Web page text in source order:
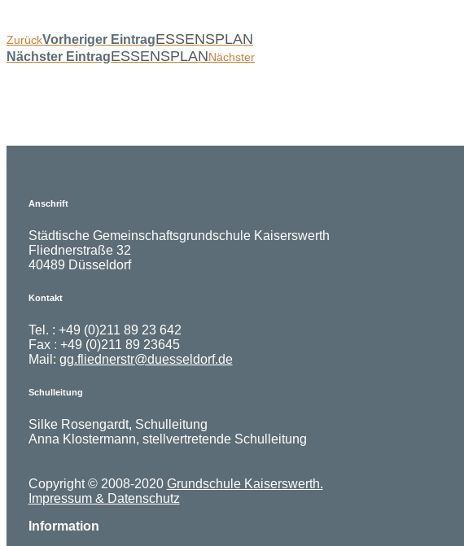
ZurückVorheriger EintragESSENSPLAN
Nächster EintragESSENSPLANNächster
Anschrift
Städtische Gemeinschaftsgrundschule Kaiserswerth
Fliednerstraße 32
40489 Düsseldorf
Kontakt
Tel. : +49 (0)211 89 23 642
Fax : +49 (0)211 89 23645
Mail: gg.fliednerstr@duesseldorf.de
Schulleitung
Silke Rosengardt, Schulleitung
Anna Klostermann, stellvertretende Schulleitung
Copyright © 2008-2020 Grundschule Kaiserswerth.
Impressum & Datenschutz
Information